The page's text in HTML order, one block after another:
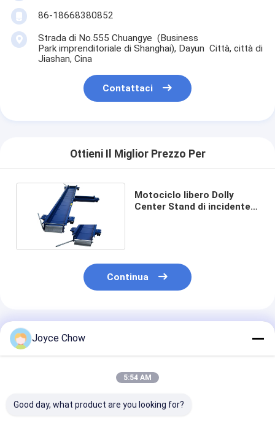
86-18668380852
Strada di No.555 Chuangye (Business
Park imprenditoriale di Shanghai), Dayun Città, città di
Jiashan, Cina
Contattaci
Ottieni Il Miglior Prezzo Per
Motociclo libero Dolly
Center Stand di incidente
Continua
Prodotti Raccomandati
Joyce Chow
5:54 AM
Good day, what product are you looking for?